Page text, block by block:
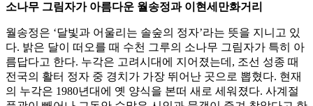
소나무 그림자가 아름다운 월송정과 이현세만화거리
월송정은 ‘달빛과 어울리는 솔숲의 정자’라는 뜻을 지니고 있
다. 밝은 달이 떠오를 때 수천 그루의 소나무 그림자가 특히 아
름답다고 한다. 누각은 고려시대에 지어졌는데, 조선 성종 때
전국의 활터 정자 중 경치가 가장 뛰어난 곳으로 뽑혔다. 현재
의 누각은 1980년대에 옛 양식을 본떠 새로 세워졌다. 사계절